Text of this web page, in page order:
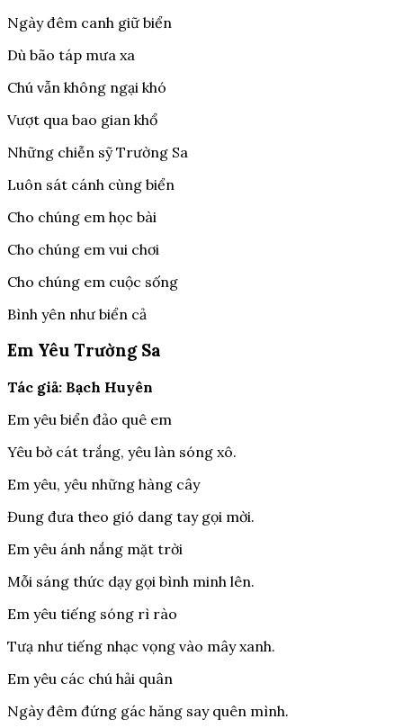
Ngày đêm canh giữ biển
Dù bão táp mưa xa
Chú vẫn không ngại khó
Vượt qua bao gian khổ
Những chiễn sỹ Trường Sa
Luôn sát cánh cùng biển
Cho chúng em học bài
Cho chúng em vui chơi
Cho chúng em cuộc sống
Bình yên như biển cả
Em Yêu Trường Sa
Tác giả: Bạch Huyên
Em yêu biển đảo quê em
Yêu bờ cát trắng, yêu làn sóng xô.
Em yêu, yêu những hàng cây
Đung đưa theo gió dang tay gọi mời.
Em yêu ánh nắng mặt trời
Mỗi sáng thức dạy gọi bình minh lên.
Em yêu tiếng sóng rì rào
Tưạ như tiếng nhạc vọng vào mây xanh.
Em yêu các chú hải quân
Ngày đêm đứng gác hăng say quên mình.